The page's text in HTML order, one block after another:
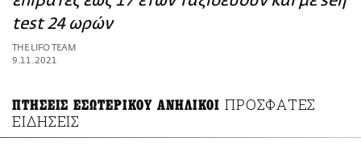
ΑΜΠΑ
PRINT
test 24 ωρών
THE LIFO TEAM
9.11.2021
ΠΤΗΣΕΙΣ ΕΣΩΤΕΡΙΚΟΥ ΑΝΗΛΙΚΟΙ ΠΡΟΣΦΑΤΕΣ
ΕΙΔΗΣΕΙΣ